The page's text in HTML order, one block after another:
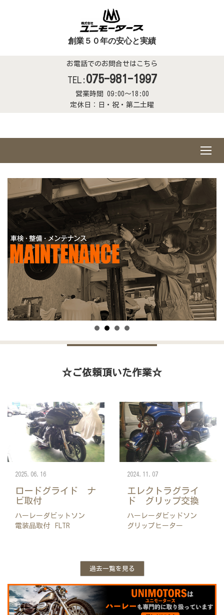
創業５０年の安心と実績
お電話でのお問合せはこちら
TEL: 075-981-1997
営業時間 09:00～18:00
定休日：日・祝・第二土曜
☆ご依頼頂いた作業☆
ロードグライド ナ
ビ取付
2025.06.16
ハーレーダビットソン
電装品取付
FLTR
エレクトラグライ
ド グリップ交換
2024.11.07
ハーレーダビッドソン
グリップヒーター
過去一覧を見る